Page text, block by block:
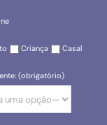
Criança Casal
(obrigatório)